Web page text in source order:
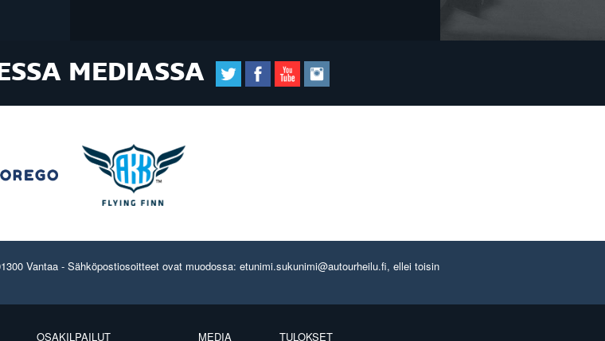
MEDIASSA
Vantaa - Sähköpostiosoitteet ovat muodossa: etunimi.sukunimi@autourheilu.fi, ellei toisin
OSAKILPAILUT MEDIA TULOKSET